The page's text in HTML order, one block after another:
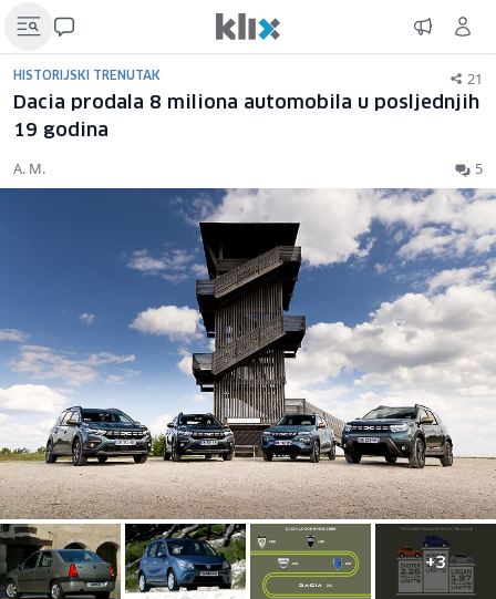
HISTORIJSKI TRENUTAK 21
Dacia prodala 8 miliona automobila u posljednjih
19 godina
A. M. 5
+3